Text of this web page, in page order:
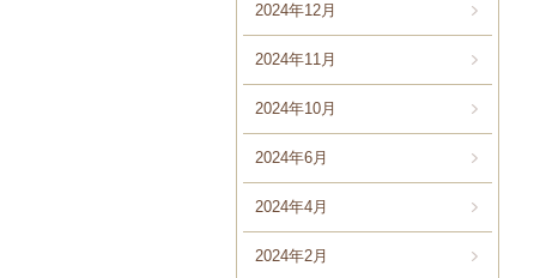
2024年12月
2024年11月
2024年10月
2024年6月
2024年4月
2024年2月